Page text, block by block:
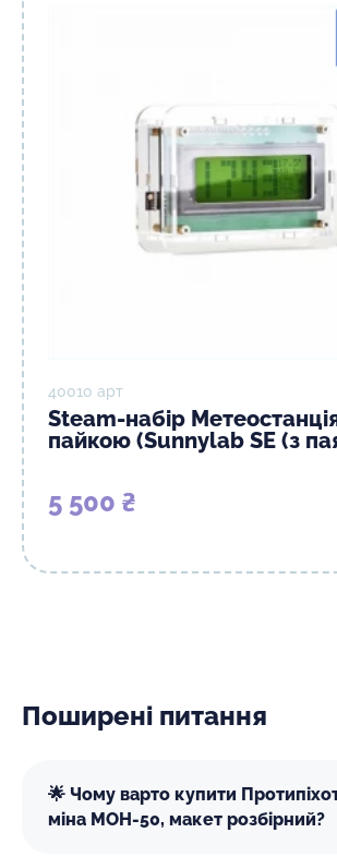
40010 арт
Steam-набір
пайкою (Sunnylab SE (з
5 500 ₴
Поширені питання
🌟 Чому варто купити
міна МОН-50, макет розбірний?